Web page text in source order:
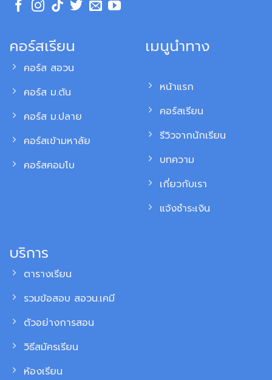
คอร์สเรียน
คอร์ส สอวน
คอร์ส ม.ต้น
คอร์ส ม.ปลาย
คอร์สเข้ามหาลัย
คอร์สคอมโบ
เมนูนำทาง
หน้าแรก
คอร์สเรียน
รีวิวจากนักเรียน
บทความ
เกี่ยวกับเรา
แจ้งชำระเงิน
บริการ
ตารางเรียน
รวมข้อสอบ สอวน.เคมี
ตัวอย่างการสอน
วิธีสมัครเรียน
ห้องเรียน